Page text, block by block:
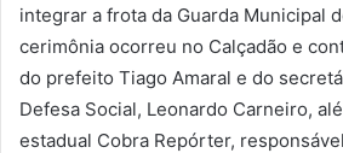
integrar a frota da Guarda Municipal
cerimônia ocorreu no Calçadão e
do prefeito Tiago Amaral e do
Defesa Social, Leonardo Carneiro,
estadual Cobra Repórter,